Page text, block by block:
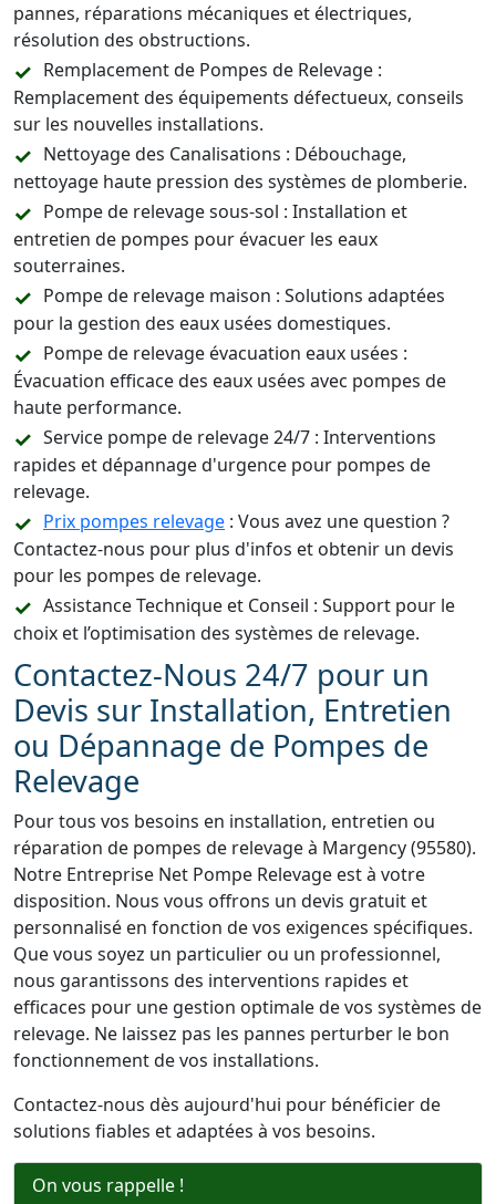
pannes, réparations mécaniques et électriques,
résolution des obstructions.
Remplacement de Pompes de Relevage :
Remplacement des équipements défectueux, conseils
sur les nouvelles installations.
Nettoyage des Canalisations : Débouchage,
nettoyage haute pression des systèmes de plomberie.
Pompe de relevage sous-sol : Installation et
entretien de pompes pour évacuer les eaux
souterraines.
Pompe de relevage maison : Solutions adaptées
pour la gestion des eaux usées domestiques.
Pompe de relevage évacuation eaux usées :
Évacuation efficace des eaux usées avec pompes de
haute performance.
Service pompe de relevage 24/7 : Interventions
rapides et dépannage d'urgence pour pompes de
relevage.
Prix pompes relevage : Vous avez une question ?
Contactez-nous pour plus d'infos et obtenir un devis
pour les pompes de relevage.
Assistance Technique et Conseil : Support pour le
choix et l’optimisation des systèmes de relevage.
Contactez-Nous 24/7 pour un
Devis sur Installation, Entretien
ou Dépannage de Pompes de
Relevage
Pour tous vos besoins en installation, entretien ou
réparation de pompes de relevage à Margency (95580).
Notre Entreprise Net Pompe Relevage est à votre
disposition. Nous vous offrons un devis gratuit et
personnalisé en fonction de vos exigences spécifiques.
Que vous soyez un particulier ou un professionnel,
nous garantissons des interventions rapides et
efficaces pour une gestion optimale de vos systèmes de
relevage. Ne laissez pas les pannes perturber le bon
fonctionnement de vos installations.
Contactez-nous dès aujourd'hui pour bénéficier de
solutions fiables et adaptées à vos besoins.
On vous rappelle !